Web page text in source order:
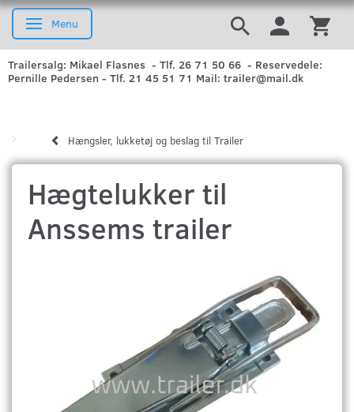
Skifte navigation
Menu
Trailersalg: Mikael Flasnes - Tlf. 26 71 50 66 - Reservedele:
Pernille Pedersen - Tlf. 21 45 51 71 Mail: trailer@mail.dk
Hængsler, lukketøj og beslag til Trailer
Hægtelukker til
Anssems trailer